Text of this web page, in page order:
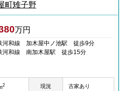
町雉子野
万円
河和線 加木屋中ノ池駅 徒歩9分
河和線 南加木屋駅 徒歩15分
2 現況 古家あり